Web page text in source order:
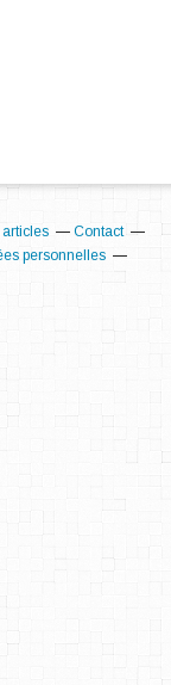
articles
Contact
personnelles